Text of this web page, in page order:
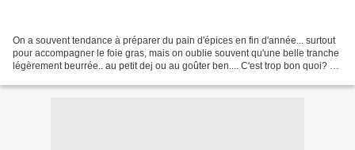
On a souvent tendance à préparer du pain d'épices en fin d'année... surtout
pour accompagner le foie gras, mais on oublie souvent qu'une belle tranche
légèrement beurrée.. au petit dej ou au goûter ben.... C'est trop bon quoi? Et